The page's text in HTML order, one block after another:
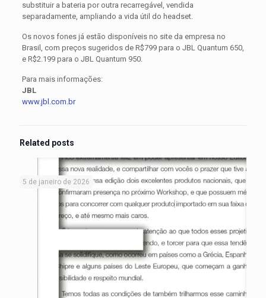
substituir a bateria por outra recarregável, vendida
separadamente, ampliando a vida útil do headset.
Os novos fones já estão disponíveis no site da empresa no
Brasil, com preços sugeridos de R$799 para o JBL Quantum 650,
e R$2.199 para o JBL Quantum 950.
Para mais informações:
JBL
www.jbl.com.br
Related posts
5 de janeiro de 2026